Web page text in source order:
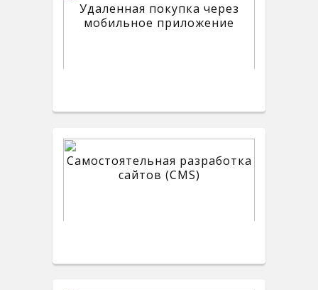
Удаленная покупка через
мобильное приложение
Самостоятельная разработка
сайтов (CMS)